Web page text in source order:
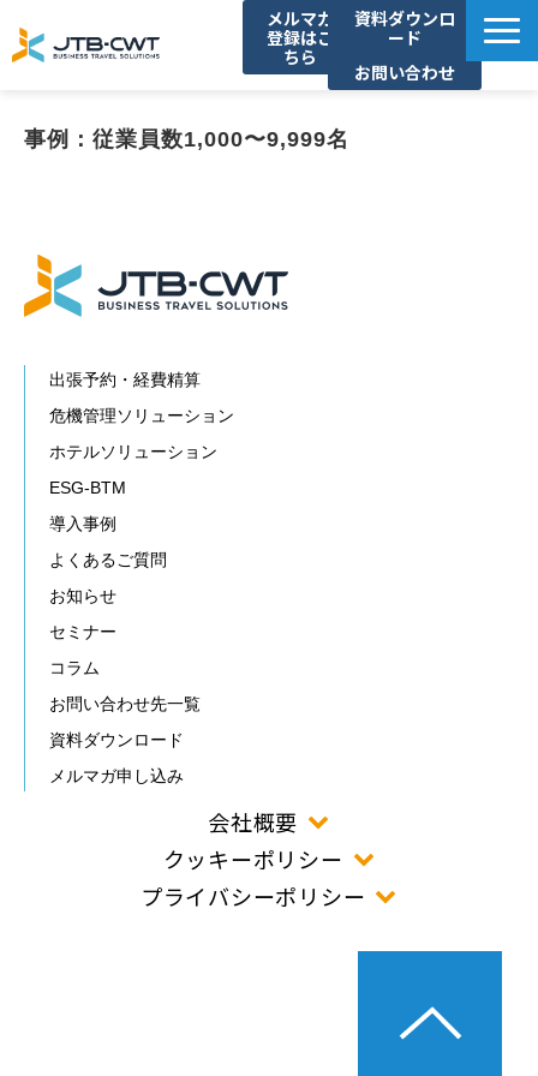
メルマガ
登録はこ
ちら
資料ダウンロ
ード
お問い合わせ
ソリューション紹介
コラム
事例：従業員数1,000〜9,999名
出張予約・経費精算
危機管理ソリューション
ホテルソリューション
ESG-BTM
導入事例
よくあるご質問
お知らせ
セミナー
コラム
お問い合わせ先一覧
資料ダウンロード
メルマガ申し込み
会社概要
クッキーポリシー
プライバシーポリシー